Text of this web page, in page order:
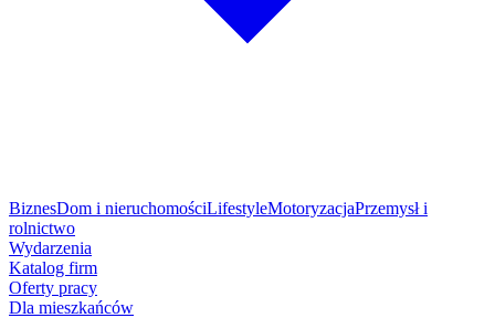
BiznesDom i nieruchomościLifestyleMotoryzacjaPrzemysł i
rolnictwo
Wydarzenia
Katalog firm
Oferty pracy
Dla mieszkańców